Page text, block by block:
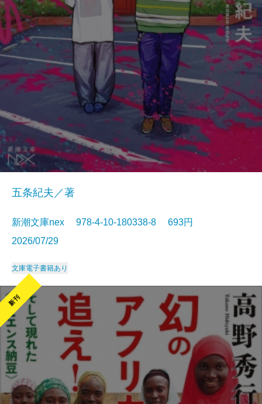
五条紀夫／著
新潮文庫nex 978-4-10-180338-8 693円
2026/07/29
文庫電子書籍あり
新刊